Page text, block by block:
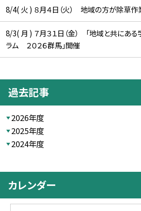
8/4( 火 ) ８月４日（火） 地域の方が除草作
8/3( 月 ) ７月３１日（金） 「地域と共にある
ラム ２０２６群馬」開催
過去記事
2026年度
2025年度
2024年度
カレンダー